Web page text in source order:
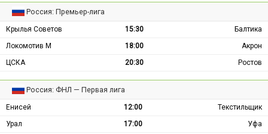
Россия: Премьер-лига
Крылья Советов 15:30
Балтика
Локомотив М
18:00
Акрон
ЦСКА
20:30 Ростов
Россия: ФНЛ — Первая лига
Енисей 12:00
Текстильщик
Урал
17:00
Уфа